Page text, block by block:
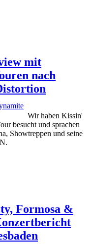
mit
nach
Wir haben Kissin'
besucht und sprachen
Showtreppen und seine
Formosa &